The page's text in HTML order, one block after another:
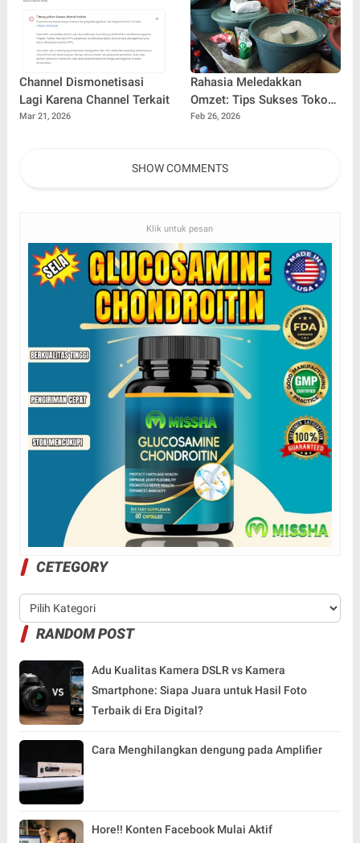
Channel Dismonetisasi
Lagi Karena Channel Terkait
Mar 21, 2026
Rahasia Meledakkan
Omzet: Tips Sukses Toko
Sembako tanpa Lokasi
Feb 26, 2026
SHOW COMMENTS
Klik untuk pesan
CETEGORY
RANDOM POST
Adu Kualitas Kamera DSLR vs Kamera
Smartphone: Siapa Juara untuk Hasil Foto
Terbaik di Era Digital?
Cara Menghilangkan dengung pada Amplifier
Hore!! Konten Facebook Mulai Aktif